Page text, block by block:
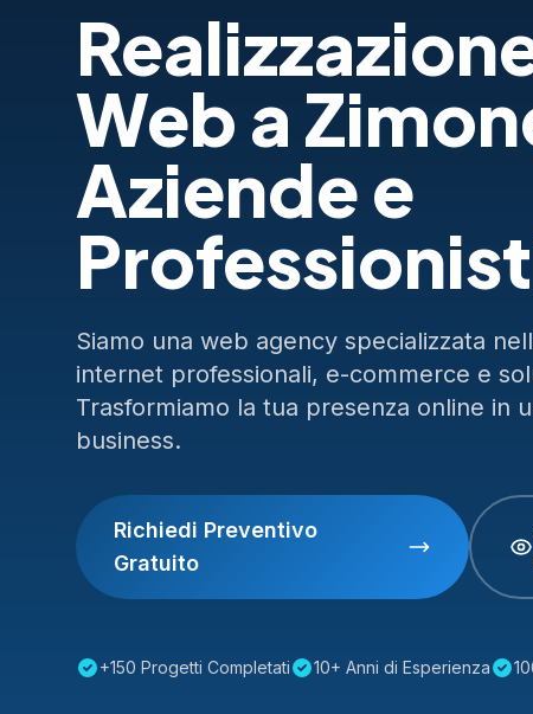
Web a
Aziende e
Siamo una web agency specializzata
internet professionali, e-commerce e
Trasformiamo la tua presenza online in
business.
Richiedi Preventivo
Gratuito
+150 Progetti Completati 10+ Anni di Esperienza